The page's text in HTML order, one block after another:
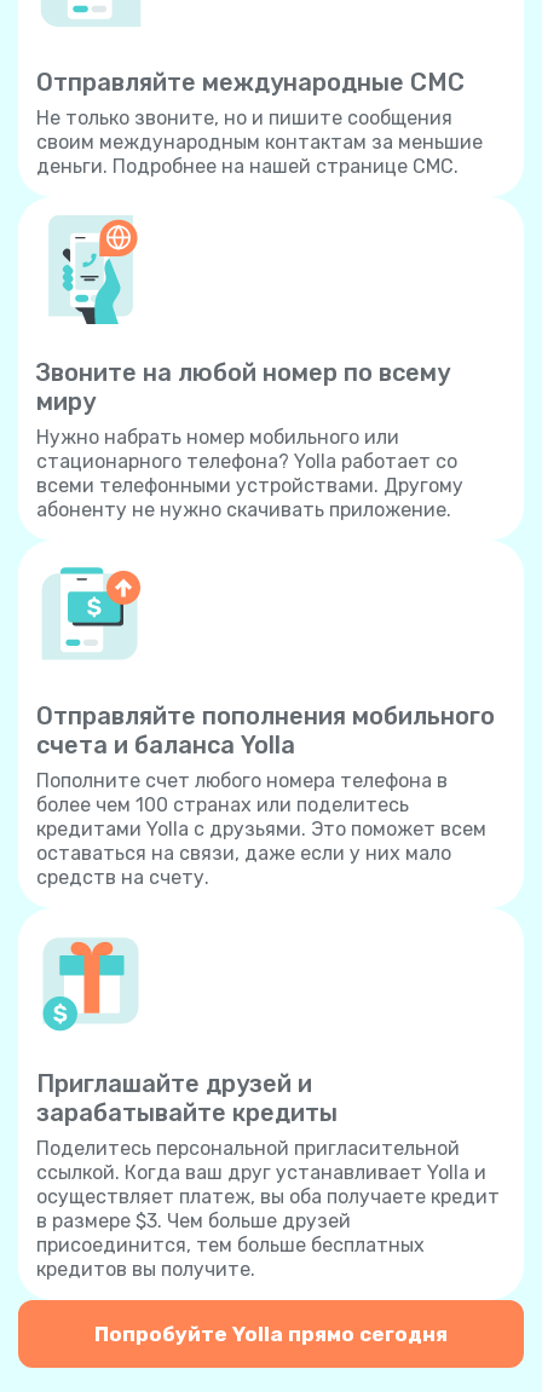
Отправляйте международные СМС
Не только звоните, но и пишите сообщения
своим международным контактам за меньшие
деньги. Подробнее на нашей странице СМС.
Звоните на любой номер по всему
миру
Нужно набрать номер мобильного или
стационарного телефона? Yolla работает со
всеми телефонными устройствами. Другому
абоненту не нужно скачивать приложение.
Отправляйте пополнения мобильного
счета и баланса Yolla
Пополните счет любого номера телефона в
более чем 100 странах или поделитесь
кредитами Yolla с друзьями. Это поможет всем
оставаться на связи, даже если у них мало
средств на счету.
Приглашайте друзей и
зарабатывайте кредиты
Поделитесь персональной пригласительной
ссылкой. Когда ваш друг устанавливает Yolla и
осуществляет платеж, вы оба получаете кредит
в размере $3. Чем больше друзей
присоединится, тем больше бесплатных
кредитов вы получите.
Попробуйте Yolla прямо сегодня